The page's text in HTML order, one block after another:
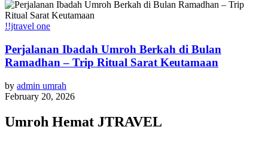
!!jtravel one
Perjalanan Ibadah Umroh Berkah di Bulan
Ramadhan – Trip Ritual Sarat Keutamaan
by admin umrah
February 20, 2026
Umroh Hemat JTRAVEL